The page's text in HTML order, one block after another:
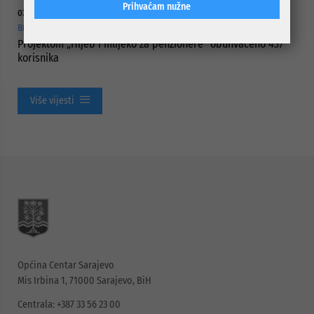
07.08.2026.
BRIGA ZA NAJUGROŽENIJE KATEGORIJE STANOVNIŠTVA
Projektom „Hljeb i mlijeko za penzionere“ obuhvaćeno 437
korisnika
Više vijesti
Općina Centar Sarajevo
Mis Irbina 1, 71000 Sarajevo, BiH
Centrala: +387 33 56 23 00
Prihvaćam nužne